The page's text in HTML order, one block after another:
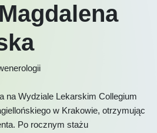
Magdalena
na Wydziale Lekarskim Collegium
w Krakowie, otrzymując
Po rocznym stażu